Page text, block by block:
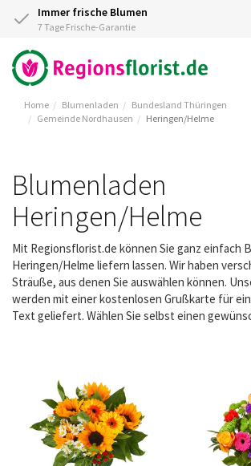
Immer frische Blumen
7 Tage Frische-Garantie
Home Blumenladen
Bundesland Thüringen
Gemeinde Nordhausen
Heringen/Helme
Blumenladen
Heringen/Helme
Mit Regionsflorist.de können Sie ganz einfach
Heringen/Helme liefern lassen. Wir haben
Sträuße, aus denen Sie auswählen können.
werden mit einer kostenlosen Grußkarte für
Text geliefert. Wählen Sie selbst einen